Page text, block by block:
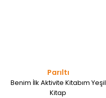
Parıltı
Benim İlk Aktivite Kitabım Yeşil
Kitap